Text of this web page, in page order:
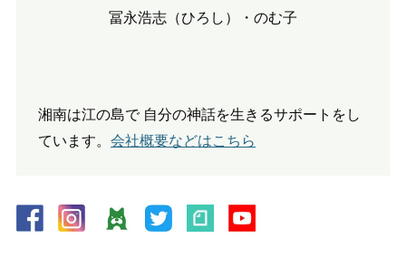
冨永浩志（ひろし）・のむ子
湘南は江の島で 自分の神話を生きるサポートをし
ています。会社概要などはこちら